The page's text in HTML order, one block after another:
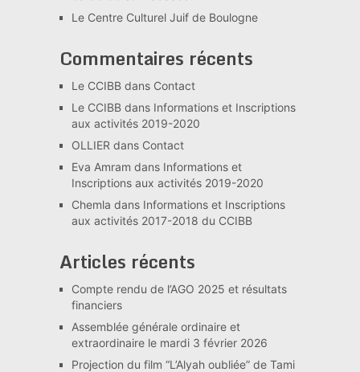
Le Centre Culturel Juif de Boulogne
Commentaires récents
Le CCIBBdans Contact
Le CCIBBdans Informations et Inscriptions
aux activités 2019-2020
OLLIER dans Contact
Eva Amram dans Informations et
Inscriptions aux activités 2019-2020
Chemla dans Informations et Inscriptions
aux activités 2017-2018 du CCIBB
Articles récents
Compte rendu de l’AGO 2025 et résultats
financiers
Assemblée générale ordinaire et
extraordinaire le mardi 3 février 2026
Projection du film “L’Alyah oubliée” de Tami